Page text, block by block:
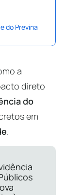
do Previna
a
direto
do
em
.